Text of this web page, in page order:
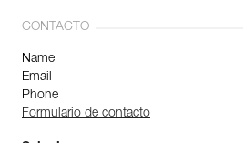
CONTACTO
Name
Email
Phone
Formulario de contacto